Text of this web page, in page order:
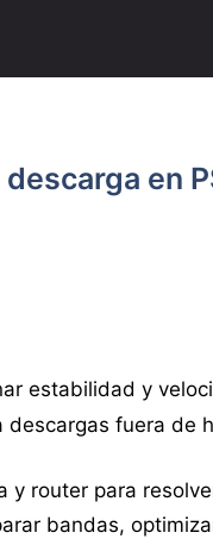
en
estabilidad y
fuera de
y router para
bandas,